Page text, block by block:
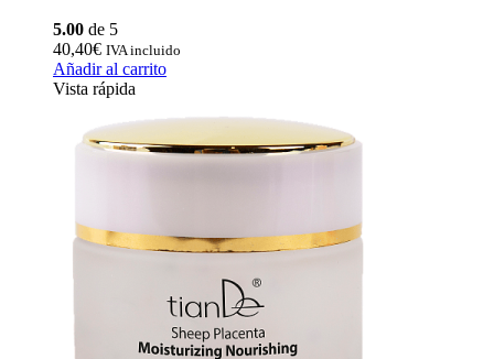
5.00 de 5
40,40€ IVA incluido
Añadir al carrito
Vista rápida